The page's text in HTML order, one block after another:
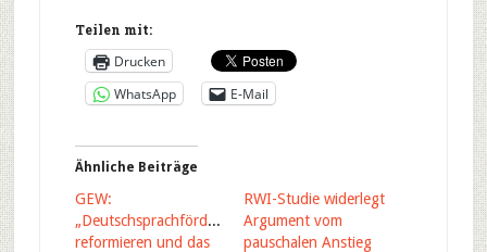
Teilen mit:
Drucken
WhatsApp
E-Mail
Ähnliche Beiträge
GEW:
„Deutschsprachförderkonzept
reformieren und das
RWI-Studie widerlegt
Argument vom
pauschalen Anstieg